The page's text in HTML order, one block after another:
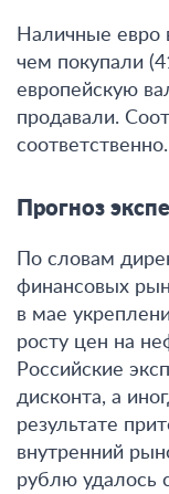
Наличные евро
чем покупали
европейскую
продавали.
соответственно.
Прогноз
По словам
финансовых
в мае
росту цен на
Российские
дисконта, а
результате
внутренний
рублю удалось